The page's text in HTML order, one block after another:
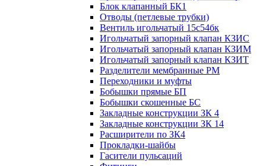
Блок клапанный БК1
Отводы (петлевые трубки)
Вентиль игольчатый 15с54бк
Игольчатый запорный клапан КЗИС
Игольчатый запорный клапан КЗИМ
Игольчатый запорный клапан КЗИТ
Разделители мембранные РМ
Переходники и муфты
Бобышки прямые БП
Бобышки скошенные БС
Закладные конструкции ЗК 4
Закладные конструкции ЗК 14
Расширители по ЗК4
Прокладки-шайбы
Гасители пульсаций